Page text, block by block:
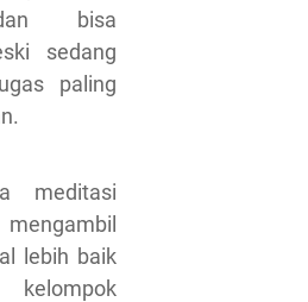
bisa
sedang
paling
meditasi
lebih baik